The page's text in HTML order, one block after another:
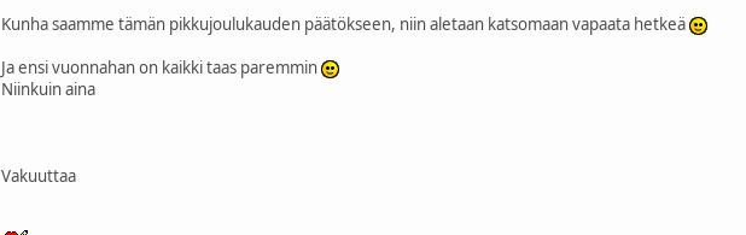
Kunha saamme tämän pikkujoulukauden päätökseen, niin aletaan katsomaan vapaata hetkeä
Ja ensi vuonnahan on kaikki taas paremmin
Niinkuin aina
Vakuuttaa